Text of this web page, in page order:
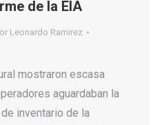
de la EIA
Leonardo Ramirez
mostraron escasa
aguardaban la
inventario de la